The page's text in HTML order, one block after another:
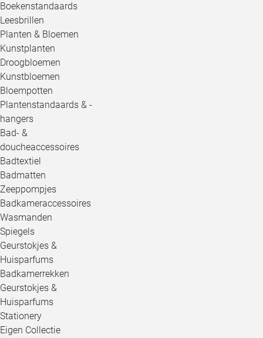
Boekenstandaards
Leesbrillen
Planten & Bloemen
Kunstplanten
Droogbloemen
Kunstbloemen
Bloempotten
Plantenstandaards & -
hangers
Bad- &
doucheaccessoires
Badtextiel
Badmatten
Zeeppompjes
Badkameraccessoires
Wasmanden
Spiegels
Geurstokjes &
Huisparfums
Badkamerrekken
Geurstokjes &
Huisparfums
Stationery
Eigen Collectie